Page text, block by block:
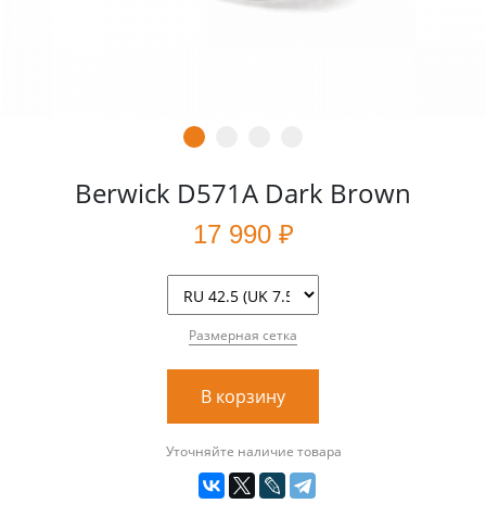
Berwick D571A Dark Brown
17 990 ₽
Размерная сетка
В корзину
Уточняйте наличие товара